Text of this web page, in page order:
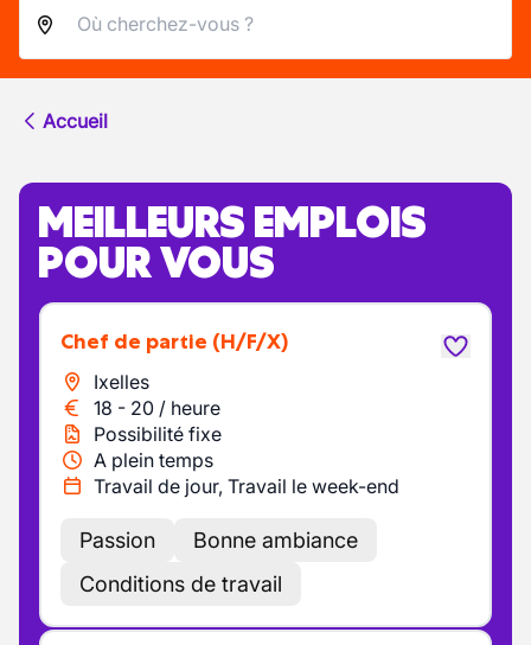
Accueil
MEILLEURS EMPLOIS
POUR VOUS
Chef de partie (H/F/X)
Ixelles
18 - 20 / heure
Possibilité fixe
A plein temps
Travail de jour, Travail le week-end
Passion
Bonne ambiance
Conditions de travail